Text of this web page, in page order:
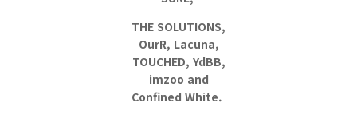
THE SOLUTIONS,
OurR, Lacuna,
TOUCHED, YdBB,
imzoo and
Confined White.